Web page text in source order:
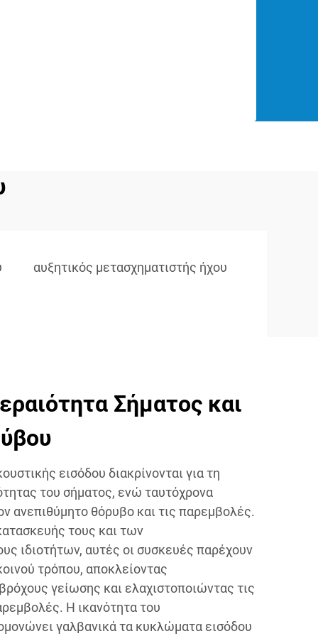
αυξητικός μετασχηματιστής ήχου
Σήματος και
εισόδου διακρίνονται για τη
του σήματος, ενώ ταυτόχρονα
ανεπιθύμητο θόρυβο και τις παρεμβολές.
τους και των
ιδιοτήτων, αυτές οι συσκευές παρέχουν
τρόπου, αποκλείοντας
γείωσης και ελαχιστοποιώντας τις
Η ικανότητα του
γαλβανικά τα κυκλώματα εισόδου